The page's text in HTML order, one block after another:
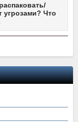
угрозами? Что